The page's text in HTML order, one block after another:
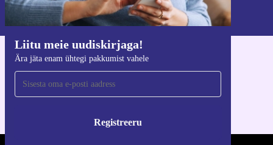
Liitu meie uudiskirjaga!
Ära jäta enam ühtegi pakkumist vahele
Registreeru
privaatsuspoliitikast.
Hangi refurbed rakendus